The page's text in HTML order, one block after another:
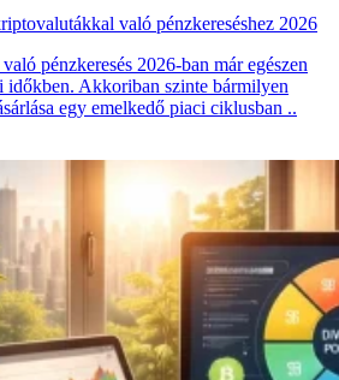
való pénzkereséshez 2026
pénzkeresés 2026-ban már egészen
időkben. Akkoriban szinte bármilyen
egy emelkedő piaci ciklusban ..